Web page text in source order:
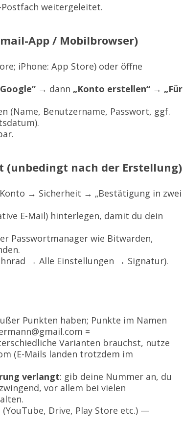
weitergeleitet.
App / Mobilbrowser)
iPhone: App Store) oder öffne
→ dann „Konto erstellen“ → „Für
(Name, Benutzername, Passwort, ggf.
(unbedingt nach der Erstellung)
→ Sicherheit → „Bestätigung in zwei
E-Mail) hinterlegen, damit du dein
Passwortmanager wie Bitwarden,
→ Alle Einstellungen → Signatur).
Punkten haben; Punkte im Namen
=
Varianten brauchst, nutze
(E-Mails landen trotzdem im
verlangt: gib deine Nummer an, du
vor allem bei vielen
(YouTube, Drive, Play Store etc.) —